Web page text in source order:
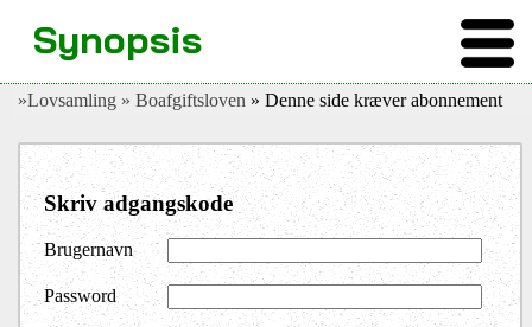
»Lovsamling » Boafgiftsloven » Denne side kræver abonnement
Skriv adgangskode
Brugernavn
Password
Synopsis